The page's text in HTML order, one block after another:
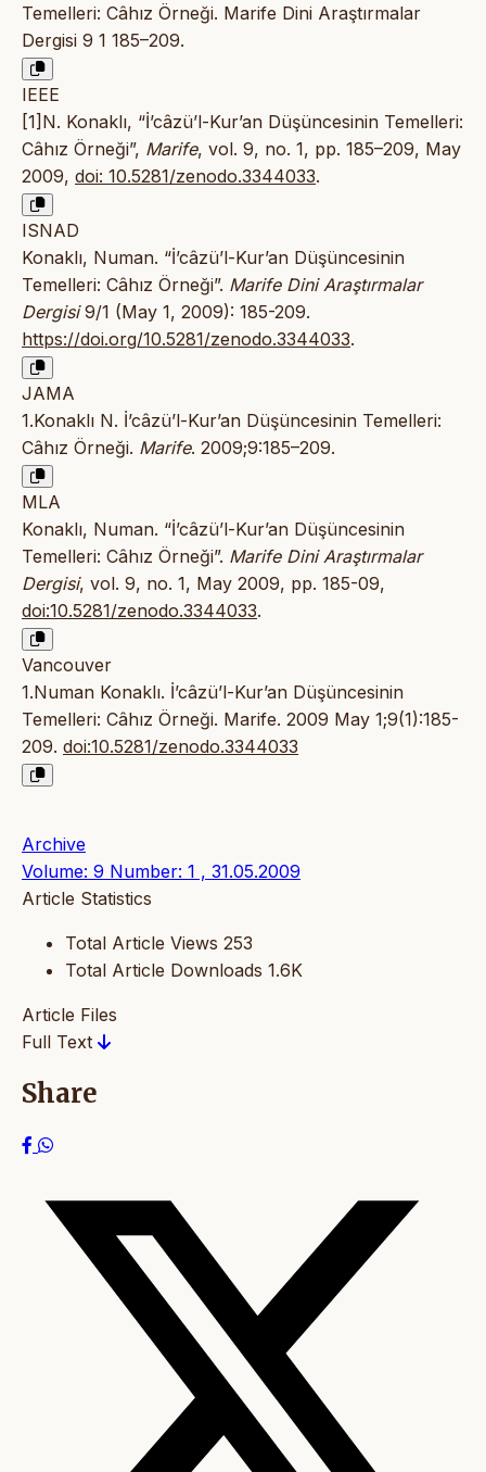
Temelleri: Câhız Örneği. Marife Dini Araştırmalar
Dergisi 9 1 185–209.
IEEE
[1]N. Konaklı, “İ’câzü’l-Kur’an Düşüncesinin Temelleri:
Câhız Örneği”, Marife, vol. 9, no. 1, pp. 185–209, May
2009, doi: 10.5281/zenodo.3344033.
ISNAD
Konaklı, Numan. “İ’câzü’l-Kur’an Düşüncesinin
Temelleri: Câhız Örneği”. Marife Dini Araştırmalar
Dergisi9/1 (May 1, 2009): 185-209.
https://doi.org/10.5281/zenodo.3344033.
JAMA
1.Konaklı N. İ’câzü’l-Kur’an Düşüncesinin Temelleri:
Câhız Örneği. Marife. 2009;9:185–209.
MLA
Konaklı, Numan. “İ’câzü’l-Kur’an Düşüncesinin
Temelleri: Câhız Örneği”. Marife Dini Araştırmalar
Dergisi, vol. 9, no. 1, May 2009, pp. 185-09,
doi:10.5281/zenodo.3344033.
Vancouver
1.Numan Konaklı. İ’câzü’l-Kur’an Düşüncesinin
Temelleri: Câhız Örneği. Marife. 2009 May 1;9(1):185-
209. doi:10.5281/zenodo.3344033
Archive
Volume: 9 Number: 1 , 31.05.2009
Article Statistics
Total Article Views 253
Total Article Downloads 1.6K
Article Files
Full Text
Share